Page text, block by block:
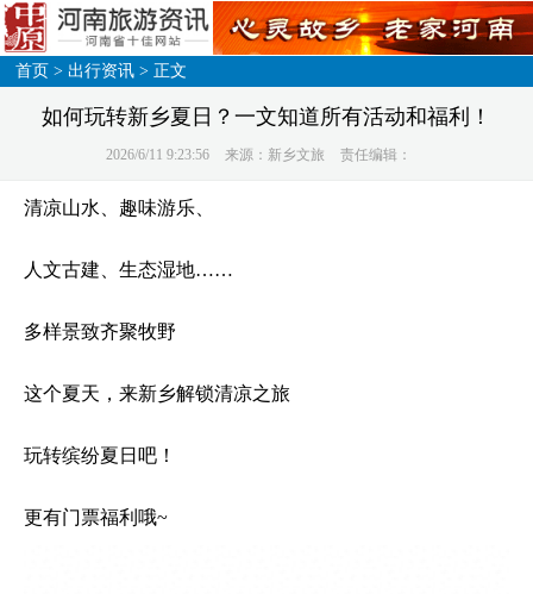
首页 >出行资讯 > 正文
如何玩转新乡夏日？一文知道所有活动和福利！
2026/6/11 9:23:56 来源：新乡文旅 责任编辑：
清凉山水、趣味游乐、
人文古建、生态湿地……
多样景致齐聚牧野
这个夏天，来新乡解锁清凉之旅
玩转缤纷夏日吧！
更有门票福利哦~